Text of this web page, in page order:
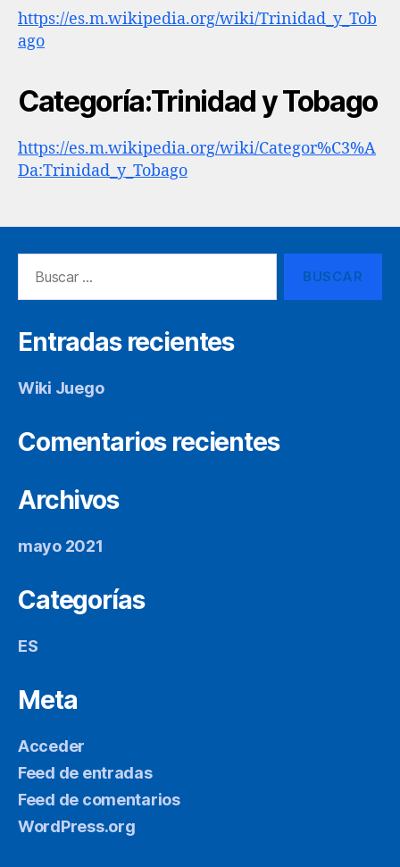
https://es.m.wikipedia.org/wiki/Trinidad_y_Tob
ago
Categoría:Trinidad y Tobago
https://es.m.wikipedia.org/wiki/Categor%C3%A
Da:Trinidad_y_Tobago
Entradas recientes
Wiki Juego
Comentarios recientes
Archivos
mayo 2021
Categorías
ES
Meta
Acceder
Feed de entradas
Feed de comentarios
WordPress.org